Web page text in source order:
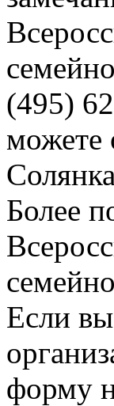
(495)
можете
Более
Если
форму